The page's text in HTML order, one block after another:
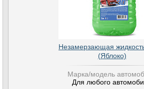
Незамерзающая
(Яблоко)
Марка/модель
Для любого